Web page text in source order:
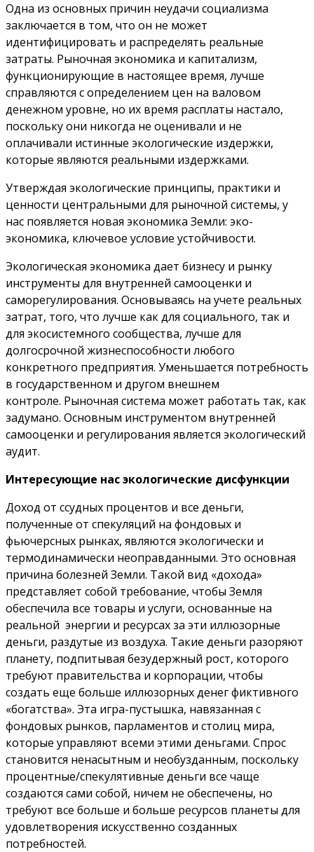
Одна из основных причин неудачи социализма
заключается в том, что он не может
идентифицировать и распределять реальные
затраты. Рыночная экономика и капитализм,
функционирующие в настоящее время, лучше
справляются с определением цен на валовом
денежном уровне, но их время расплаты настало,
поскольку они никогда не оценивали и не
оплачивали истинные экологические издержки,
которые являются реальными издержками.
Утверждая экологические принципы, практики и
ценности центральными для рыночной системы, у
нас появляется новая экономика Земли: эко-
экономика, ключевое условие устойчивости.
Экологическая экономика дает бизнесу и рынку
инструменты для внутренней самооценки и
саморегулирования. Основываясь на учете реальных
затрат, того, что лучше как для социального, так и
для экосистемного сообщества, лучше для
долгосрочной жизнеспособности любого
конкретного предприятия. Уменьшается потребность
в государственном и другом внешнем
контроле. Рыночная система может работать так, как
задумано. Основным инструментом внутренней
самооценки и регулирования является экологический
аудит.
Интересующие нас экологические дисфункции
Доход от ссудных процентов и все деньги,
полученные от спекуляций на фондовых и
фьючерсных рынках, являются экологически и
термодинамически неоправданными. Это основная
причина болезней Земли. Такой вид «дохода»
представляет собой требование, чтобы Земля
обеспечила все товары и услуги, основанные на
реальной энергии и ресурсах за эти иллюзорные
деньги, раздутые из воздуха. Такие деньги разоряют
планету, подпитывая безудержный рост, которого
требуют правительства и корпорации, чтобы
создать еще больше иллюзорных денег фиктивного
«богатства». Эта игра-пустышка, навязанная ​с
фондовых рынков, парламентов и столиц мира,
которые управляют всеми этими деньгами. Спрос
становится ненасытным и необузданным, поскольку
процентные/спекулятивные деньги все чаще
создаются сами собой, ничем не обеспечены, но
требуют все больше и больше ресурсов планеты для
удовлетворения искусственно созданных
потребностей.